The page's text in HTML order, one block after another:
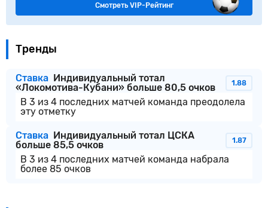
Смотреть VIP-Рейтинг
Тренды
Ставка Индивидуальный тотал
«Локомотива-Кубани» больше 80,5 очков
1.88
В 3 из 4 последних матчей команда преодолела
эту отметку
Ставка Индивидуальный тотал ЦСКА
больше 85,5 очков
1.87
В 3 из 4 последних матчей команда набрала
более 85 очков